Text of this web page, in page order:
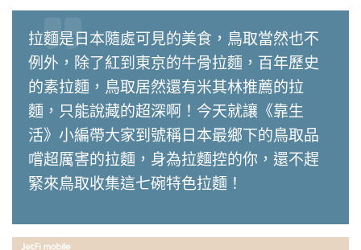
拉麵是日本隨處可見的美食，鳥取當然也不
例外，除了紅到東京的牛骨拉麵，百年歷史
的素拉麵，鳥取居然還有米其林推薦的拉
麵，只能說藏的超深啊！今天就讓《靠生
活》小編帶大家到號稱日本最鄉下的鳥取品
嚐超厲害的拉麵，身為拉麵控的你，還不趕
緊來鳥取收集這七碗特色拉麵！